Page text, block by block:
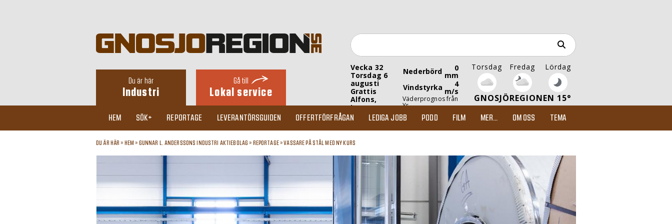
Du är här
Industri
Gå till
Lokal service
Vecka 32
Torsdag 6
augusti
Grattis
Alfons,
Inez
Nederbörd 0
mm
Vindstyrka
4
m/s
Väderprognos från
Yr
Torsdag Fredag Lördag
GNOSJÖREGIONEN 15°
HEM SÖK+ REPORTAGE LEVERANTÖRSGUIDEN OFFERTFÖRFRÅGAN LEDIGA JOBB PODD FILM MER... OM OSS TEMA
DU ÄR HÄR » HEM » GUNNAR L. ANDERSSONS INDUSTRI AKTIEBOLAG » REPORTAGE»VASSARE PÅ STÅL MED NY KURS